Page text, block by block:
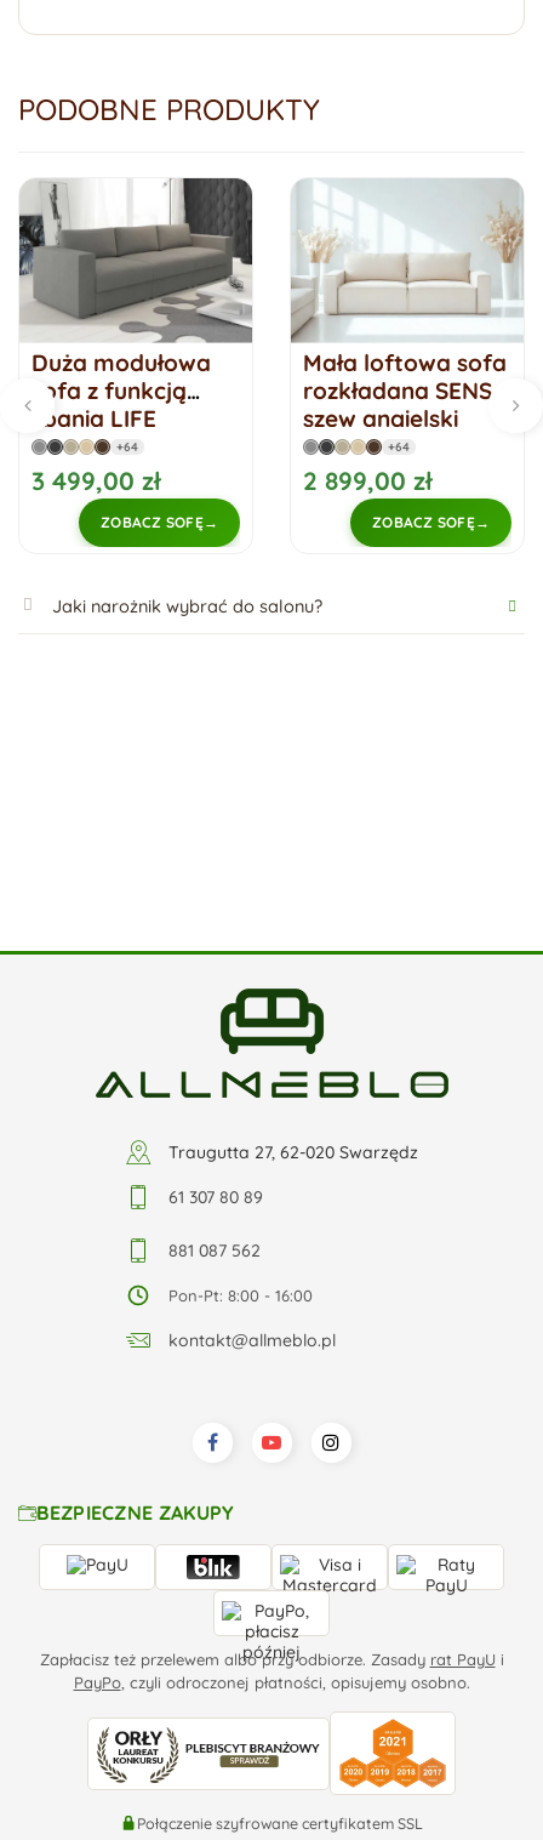
PODOBNE PRODUKTY
Duża modułowa
sofa z funkcją
spania LIFE
+64
3 499,00 zł
ZOBACZ SOFĘ
Mała loftowa sofa
rozkładana SENS 2
szew angielski
+64
2 899,00 zł
ZOBACZ SOFĘ
Jaki narożnik wybrać do salonu?
Traugutta 27, 62-020 Swarzędz
61 307 80 89
881 087 562
Pon-Pt: 8:00 - 16:00
kontakt@allmeblo.pl
BEZPIECZNE ZAKUPY
Zapłacisz też przelewem albo przy odbiorze. Zasady rat PayU i
PayPo, czyli odroczonej płatności, opisujemy osobno.
Połączenie szyfrowane certyfikatem SSL